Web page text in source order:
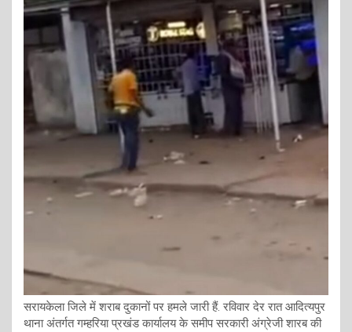
सरायकेला जिले में शराब दुकानों पर हमले जारी हैं. रविवार देर रात आदित्यपुर
थाना अंतर्गत गम्हरिया प्रखंड कार्यालय के समीप सरकारी अंग्रेजी शारब की